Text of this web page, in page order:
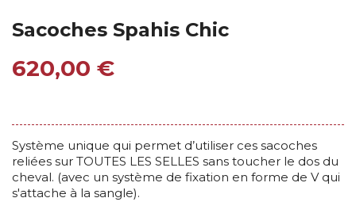
Sacoches Spahis Chic
620,00 €
Système unique qui permet d’utiliser ces sacoches
reliées sur TOUTES LES SELLES sans toucher le dos du
cheval. (avec un système de fixation en forme de V qui
s'attache à la sangle).